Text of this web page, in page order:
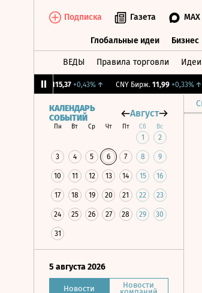
Подписка Газета MAX
Глобальные идеи Бизнес
ВЕДЫ Правила торговли
115,37 +0,43%↑ CNY Бирж. 11,99 +0,33%↑
КАЛЕНДАРЬ
СОБЫТИЙ
Август
Пн Вт Ср Чт Пт Сб Вс
1 2
3 4 5 6 7 8 9
10 11 12 13 14 15 16
17 18 19 20 21 22 23
24 25 26 27 28 29 30
31
5 августа 2026
Новости Новости